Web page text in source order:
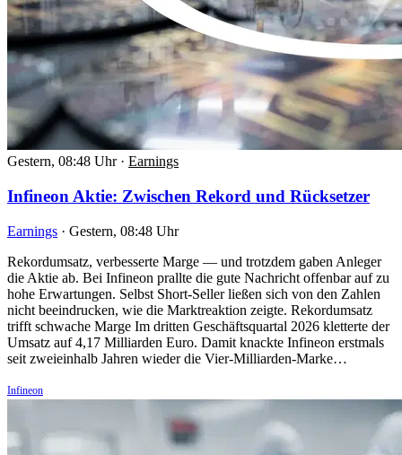
Gestern, 08:48 Uhr · Earnings
Infineon Aktie: Zwischen Rekord und Rücksetzer
Earnings · Gestern, 08:48 Uhr
Rekordumsatz, verbesserte Marge — und trotzdem gaben Anleger
die Aktie ab. Bei Infineon prallte die gute Nachricht offenbar auf zu
hohe Erwartungen. Selbst Short-Seller ließen sich von den Zahlen
nicht beeindrucken, wie die Marktreaktion zeigte. Rekordumsatz
trifft schwache Marge Im dritten Geschäftsquartal 2026 kletterte der
Umsatz auf 4,17 Milliarden Euro. Damit knackte Infineon erstmals
seit zweieinhalb Jahren wieder die Vier-Milliarden-Marke…
Infineon